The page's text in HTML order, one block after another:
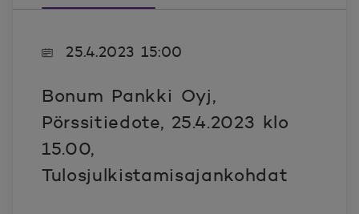
25.4.2023 15:00
Bonum Pankki Oyj,
Pörssitiedote, 25.4.2023 klo
15.00,
Tulosjulkistamisajankohdat